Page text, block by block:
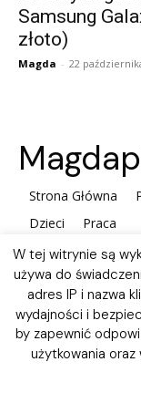
Samsung
złoto)
Magda - 22
Strona Główna
Dzieci
Praca
W tej witrynie są
używa do
adres IP i nazwa
wydajności i
by zapewnić
użytkowania oraz